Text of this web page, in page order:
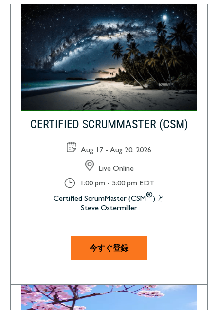
CERTIFIED SCRUMMASTER (CSM)
Aug 17 - Aug 20, 2026
Live Online
}
1:00 pm - 5:00 pm EDT
Certified ScrumMaster (CSM®) と
Steve Ostermiller
今すぐ登録